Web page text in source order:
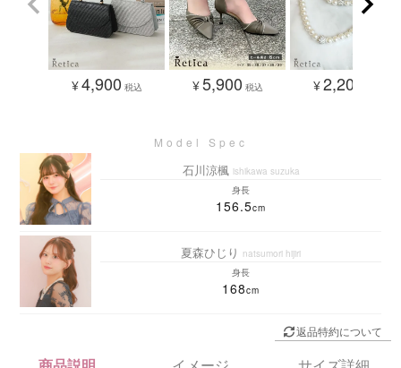
¥4,900 税込 ¥5,900 税込 ¥2,200
石川涼楓 ishikawa suzuka
身長
156.5
夏森ひじり natsumori hijiri
身長
168
返品特約について